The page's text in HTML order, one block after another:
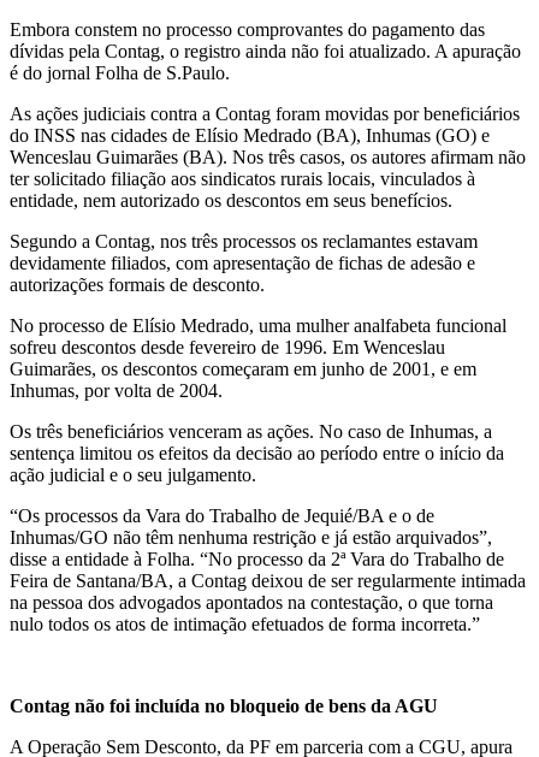
Embora constem no processo comprovantes do pagamento das
dívidas pela Contag, o registro ainda não foi atualizado. A apuração
é do jornal Folha de S.Paulo.
As ações judiciais contra a Contag foram movidas por beneficiários
do INSS nas cidades de Elísio Medrado (BA), Inhumas (GO) e
Wenceslau Guimarães (BA). Nos três casos, os autores afirmam não
ter solicitado filiação aos sindicatos rurais locais, vinculados à
entidade, nem autorizado os descontos em seus benefícios.
Segundo a Contag, nos três processos os reclamantes estavam
devidamente filiados, com apresentação de fichas de adesão e
autorizações formais de desconto.
No processo de Elísio Medrado, uma mulher analfabeta funcional
sofreu descontos desde fevereiro de 1996. Em Wenceslau
Guimarães, os descontos começaram em junho de 2001, e em
Inhumas, por volta de 2004.
Os três beneficiários venceram as ações. No caso de Inhumas, a
sentença limitou os efeitos da decisão ao período entre o início da
ação judicial e o seu julgamento.
“Os processos da Vara do Trabalho de Jequié/BA e o de
Inhumas/GO não têm nenhuma restrição e já estão arquivados”,
disse a entidade à Folha. “No processo da 2ª Vara do Trabalho de
Feira de Santana/BA, a Contag deixou de ser regularmente intimada
na pessoa dos advogados apontados na contestação, o que torna
nulo todos os atos de intimação efetuados de forma incorreta.”
Contag não foi incluída no bloqueio de bens da AGU
A Operação Sem Desconto, da PF em parceria com a CGU, apura